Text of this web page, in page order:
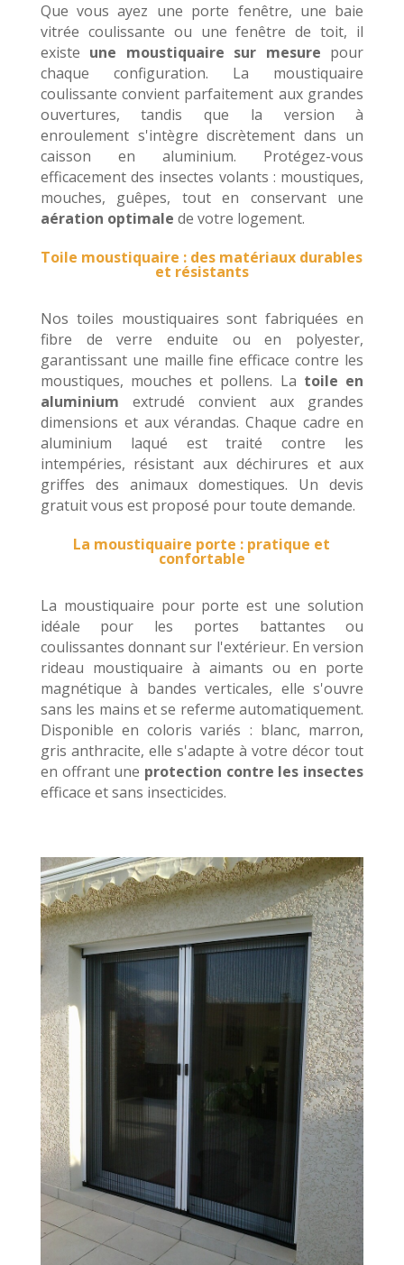
Que vous ayez une porte fenêtre, une baie
vitrée coulissante ou une fenêtre de toit, il
existe une moustiquaire sur mesure pour
chaque configuration. La moustiquaire
coulissante convient parfaitement aux grandes
ouvertures, tandis que la version à
enroulement s'intègre discrètement dans un
caisson en aluminium. Protégez-vous
efficacement des insectes volants : moustiques,
mouches, guêpes, tout en conservant une
aération optimale de votre logement.
Toile moustiquaire : des matériaux durables
et résistants
Nos toiles moustiquaires sont fabriquées en
fibre de verre enduite ou en polyester,
garantissant une maille fine efficace contre les
moustiques, mouches et pollens. La toile en
aluminium extrudé convient aux grandes
dimensions et aux vérandas. Chaque cadre en
aluminium laqué est traité contre les
intempéries, résistant aux déchirures et aux
griffes des animaux domestiques. Un devis
gratuit vous est proposé pour toute demande.
La moustiquaire porte : pratique et
confortable
La moustiquaire pour porte est une solution
idéale pour les portes battantes ou
coulissantes donnant sur l'extérieur. En version
rideau moustiquaire à aimants ou en porte
magnétique à bandes verticales, elle s'ouvre
sans les mains et se referme automatiquement.
Disponible en coloris variés : blanc, marron,
gris anthracite, elle s'adapte à votre décor tout
en offrant une protection contre les insectes
efficace et sans insecticides.